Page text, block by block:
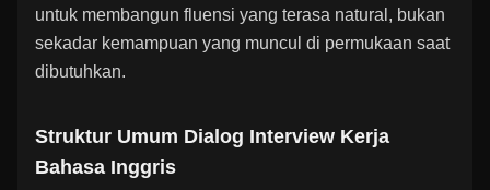
untuk membangun fluensi yang terasa natural, bukan
sekadar kemampuan yang muncul di permukaan saat
dibutuhkan.
Struktur Umum Dialog Interview Kerja
Bahasa Inggris